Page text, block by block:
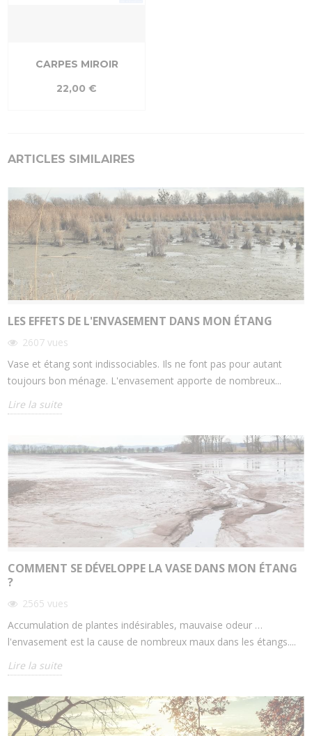
CARPES MIROIR
22,00 €
ARTICLES SIMILAIRES
LES EFFETS DE L'ENVASEMENT DANS MON ÉTANG
2607vues
Vase et étang sont indissociables. Ils ne font pas pour autant
toujours bon ménage. L'envasement apporte de nombreux...
Lire la suite
COMMENT SE DÉVELOPPE LA VASE DANS MON ÉTANG
?
2565vues
Accumulation de plantes indésirables, mauvaise odeur …
l'envasement est la cause de nombreux maux dans les étangs....
Lire la suite